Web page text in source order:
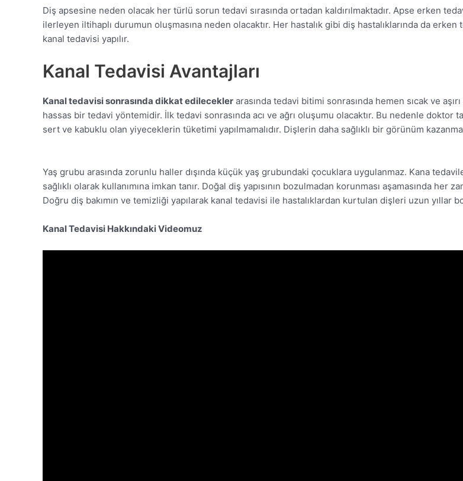
Diş apsesine neden olacak her türlü sorun tedavi sırasında ortadan kaldırılmaktadır. Apse erken
ilerleyen iltihaplı durumun oluşmasına neden olacaktır. Her hastalık gibi diş hastalıklarında da
kanal tedavisi yapılır.
Kanal Tedavisi Avantajları
Kanal tedavisi sonrasında dikkat edilecekler arasında tedavi bitimi sonrasında hemen sıcak ve
hassas bir tedavi yöntemidir. İlk tedavi sonrasında acı ve ağrı oluşumu olacaktır. Bu nedenle
sert ve kabuklu olan yiyeceklerin tüketimi yapılmamalıdır. Dişlerin daha sağlıklı bir görünüm
Yaş grubu arasında zorunlu haller dışında küçük yaş grubundaki çocuklara uygulanmaz. Kana
sağlıklı olarak kullanımına imkan tanır. Doğal diş yapısının bozulmadan korunması aşamasında
Doğru diş bakımın ve temizliği yapılarak kanal tedavisi ile hastalıklardan kurtulan dişleri uzun yıllar
Kanal Tedavisi Hakkındaki Videomuz